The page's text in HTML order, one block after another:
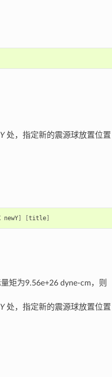
Y处，指定新的震源球放置位置
newY] title]
矩为9.56e+26 dyne-cm，则
Y处，指定新的震源球放置位置